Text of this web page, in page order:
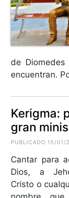
de
encuentran.
Kerigma:
gran
PUBLICADO 15/01/
Cantar para
Dios, a
Cristo o